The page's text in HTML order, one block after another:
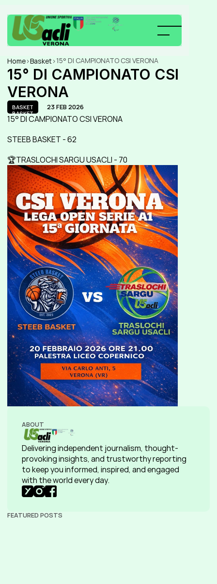
Home>Basket>15° DI CAMPIONATO CSI VERONA
15° DI CAMPIONATO CSI
VERONA
BASKET
BASKET
23 FEB 2026
15° DI CAMPIONATO CSI VERONA
STEEB BASKET - 62
🏆TRASLOCHI SARGU USACLI - 70
ABOUT
Delivering independent journalism, thought-
provoking insights, and trustworthy reporting
to keep you informed, inspired, and engaged
with the world every day.
FEATURED POSTS